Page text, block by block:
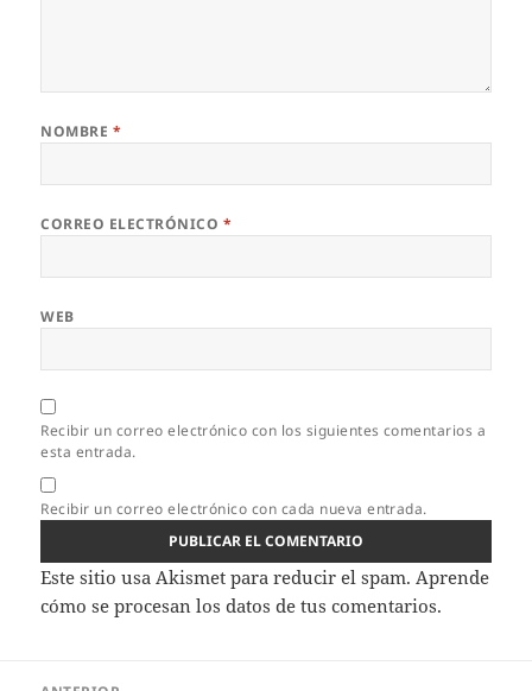
NOMBRE *
CORREO ELECTRÓNICO *
WEB
Recibir un correo electrónico con los siguientes comentarios a
esta entrada.
Recibir un correo electrónico con cada nueva entrada.
Este sitio usa Akismet para reducir el spam. Aprende
cómo se procesan los datos de tus comentarios.